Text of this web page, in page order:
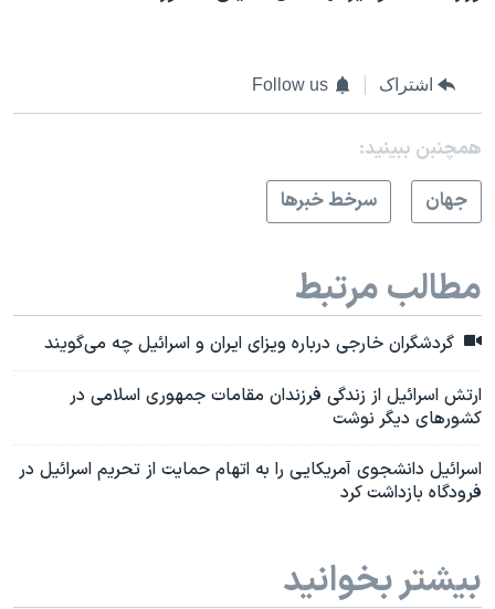
اشتراک Follow us
همچنبن ببینید:
جهان
سرخط خبرها
مطالب مرتبط
گردشگران خارجی درباره ویزای ایران و اسرائیل چه می‌گویند
ارتش اسرائیل از زندگی فرزندان مقامات جمهوری اسلامی در
کشورهای دیگر نوشت
اسرائیل دانشجوی آمریکایی را به اتهام حمایت از تحریم اسرائیل در
فرودگاه بازداشت کرد
بیشتر بخوانید